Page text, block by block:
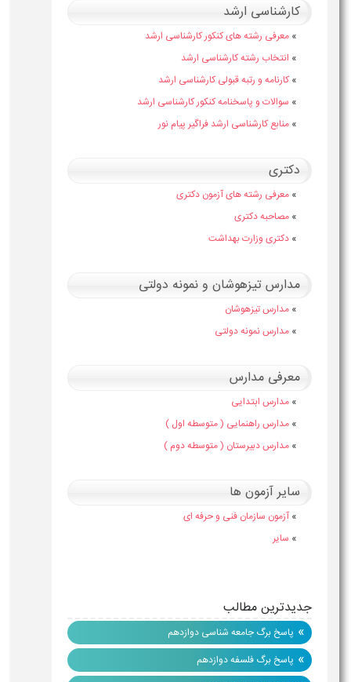
کارشناسی ارشد
معرفی رشته های کنکور کارشناسی ارشد
انتخاب رشته کارشناسی ارشد
کارنامه و رتبه قبولی کارشناسی ارشد
سوالات و پاسخنامه کنکور کارشناسی ارشد
منابع کارشناسی ارشد فراگیر پیام نور
دکتری
معرفی رشته های آزمون دکتری
مصاحبه دکتری
دکتری وزارت بهداشت
مدارس تیزهوشان و نمونه دولتی
مدارس تیزهوشان
مدارس نمونه دولتی
معرفی مدارس
مدارس ابتدایی
مدارس راهنمایی ( متوسطه اول )
مدارس دبیرستان ( متوسطه دوم )
سایر آزمون ها
آزمون سازمان فنی و حرفه ای
سایر
جدیدترین مطالب
» پاسخ برگ جامعه شناسی دوازدهم
» پاسخ برگ فلسفه دوازدهم